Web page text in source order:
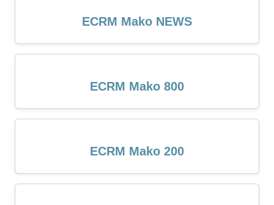
ECRM Mako NEWS
ECRM Mako 800
ECRM Mako 200